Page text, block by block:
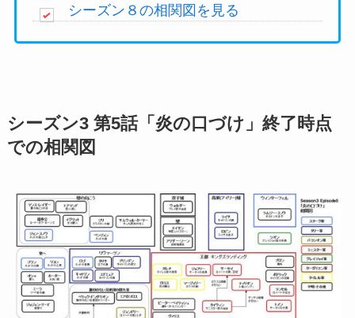
シーズン８の相関図を見る
シーズン3 第5話「炎の口づけ」終了時点
での相関図